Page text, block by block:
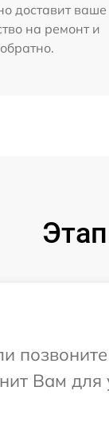
доставит ваше
на ремонт и
обратно.
Вам